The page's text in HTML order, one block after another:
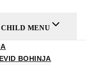
CHILD MENU
BOHINJA